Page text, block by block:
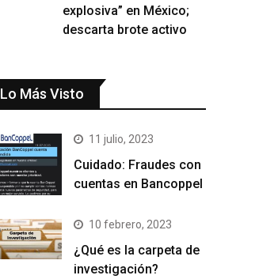
explosiva” en México;
descarta brote activo
Lo Más Visto
11 julio, 2023
Cuidado: Fraudes con
cuentas en Bancoppel
10 febrero, 2023
¿Qué es la carpeta de
investigación?